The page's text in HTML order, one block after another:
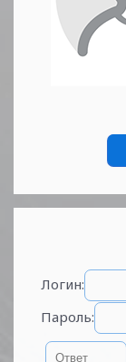
Логин:
Пароль: